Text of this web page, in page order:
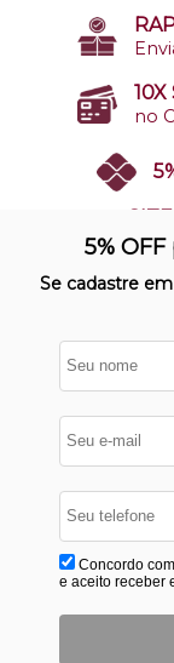
10X
no
5%
Se cadastre
Concordo
e aceito receber